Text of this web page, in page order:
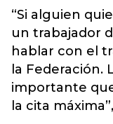
“Si alguien
un trabajador
hablar con el
la Federación.
importante
la cita